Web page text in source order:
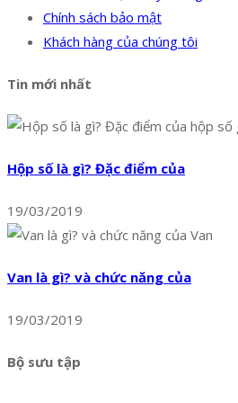
Chính sách bảo mật
Khách hàng của chúng tôi
Tin mới nhất
Hộp số là gì? Đặc điểm của
19/03/2019
Van là gì? và chức năng của
19/03/2019
Bộ sưu tập